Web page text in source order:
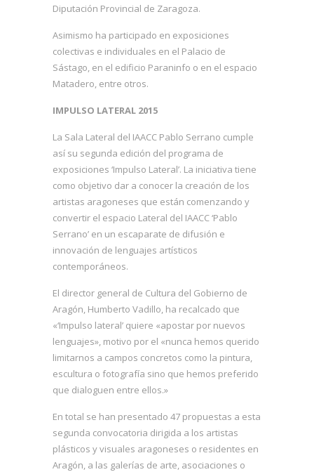
Diputación Provincial de Zaragoza.
Asimismo ha participado en exposiciones
colectivas e individuales en el Palacio de
Sástago, en el edificio Paraninfo o en el espacio
Matadero, entre otros.
IMPULSO LATERAL 2015
La Sala Lateral del IAACC Pablo Serrano cumple
así su segunda edición del programa de
exposiciones ‘Impulso Lateral’. La iniciativa tiene
como objetivo dar a conocer la creación de los
artistas aragoneses que están comenzando y
convertir el espacio Lateral del IAACC ‘Pablo
Serrano’ en un escaparate de difusión e
innovación de lenguajes artísticos
contemporáneos.
El director general de Cultura del Gobierno de
Aragón, Humberto Vadillo, ha recalcado que
«‘Impulso lateral’ quiere «apostar por nuevos
lenguajes», motivo por el «nunca hemos querido
limitarnos a campos concretos como la pintura,
escultura o fotografía sino que hemos preferido
que dialoguen entre ellos.»
En total se han presentado 47 propuestas a esta
segunda convocatoria dirigida a los artistas
plásticos y visuales aragoneses o residentes en
Aragón, a las galerías de arte, asociaciones o